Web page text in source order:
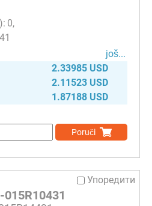
0
јоš...
2.33985 USD
2.11523 USD
1.87188 USD
Poruči
Упоредити
015R10431